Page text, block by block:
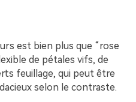
est bien plus que “rose
de pétales vifs, de
feuillage, qui peut être
selon le contraste.